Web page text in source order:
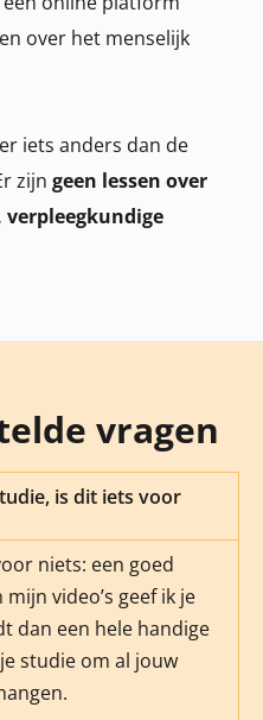
over het menselijk
iets anders dan de
zijn geen lessen over
vragen
is dit iets voor
niets: een goed
video’s geef ik je
dan een hele handige
studie om al jouw